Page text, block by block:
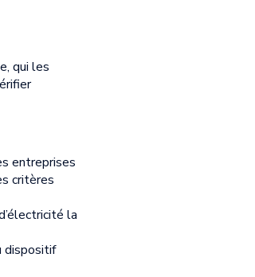
qui les
entreprises
critères
la
dispositif